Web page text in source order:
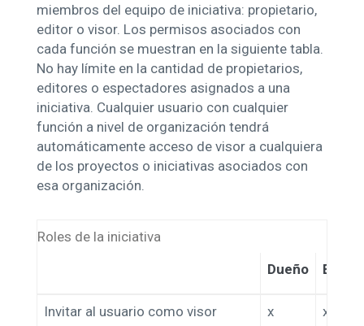
miembros del equipo de iniciativa: propietario,
editor o visor. Los permisos asociados con
cada función se muestran en la siguiente tabla.
No hay límite en la cantidad de propietarios,
editores o espectadores asignados a una
iniciativa. Cualquier usuario con cualquier
función a nivel de organización tendrá
automáticamente acceso de visor a cualquiera
de los proyectos o iniciativas asociados con
esa organización.
Roles de la iniciativa
Dueño
Editor
Invitar al usuario como visor x x